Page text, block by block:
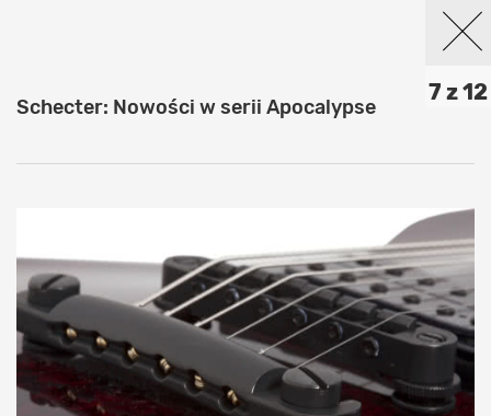
7 z 12
Schecter: Nowości w serii Apocalypse